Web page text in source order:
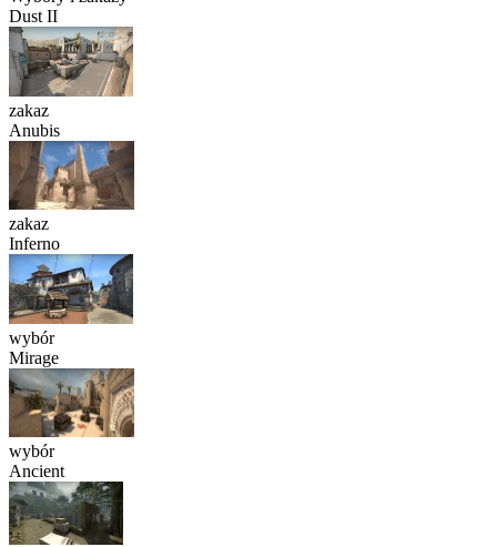
Dust II
zakaz
Anubis
zakaz
Inferno
wybór
Mirage
wybór
Ancient